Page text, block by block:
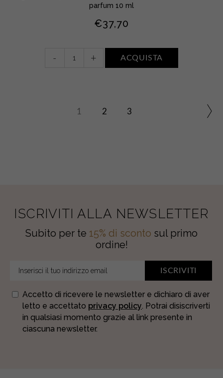
parfum 10 ml
€37,70
Bagnodoccia
- + ACQUISTA
1 2 3
ISCRIVITI ALLA NEWSLETTER
Subito per te 15% di sconto sul primo
ordine!
ISCRIVITI
Accetto di ricevere le newsletter e dichiaro di aver
letto e accettato privacy policy. Potrai disiscriverti
in qualsiasi momento grazie al link presente in
ciascuna newsletter.